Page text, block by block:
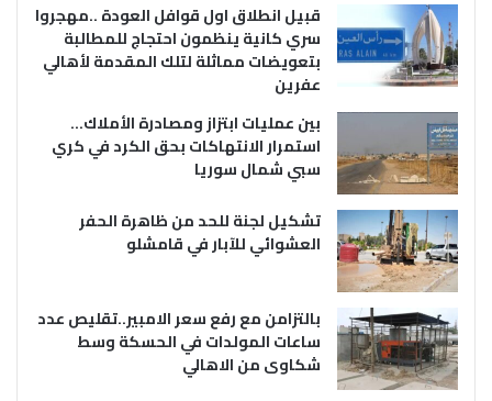
قبيل انطلاق اول قوافل العودة ..مهجروا
سري كانية ينظمون احتجاج للمطالبة
بتعويضات مماثلة لتلك المقدمة لأهالي
عفرين
بين عمليات ابتزاز ومصادرة الأملاك…
استمرار الانتهاكات بحق الكرد في كري
سبي شمال سوريا
تشكيل لجنة للحد من ظاهرة الحفر
العشوائي للآبار في قامشلو
بالتزامن مع رفع سعر الامبير..تقليص عدد
ساعات المولدات في الحسكة وسط
شكاوى من الاهالي